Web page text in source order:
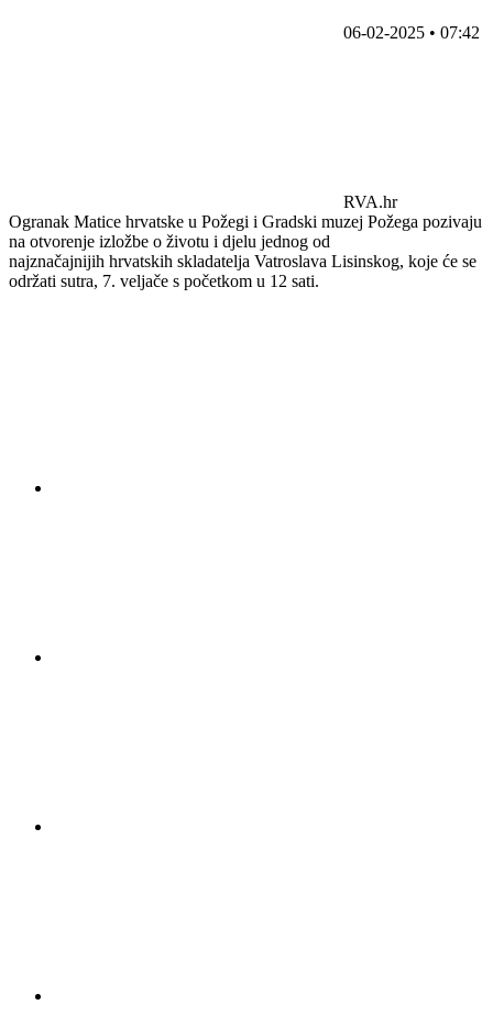
06-02-2025 • 07:42
RVA.hr
Ogranak Matice hrvatske u Požegi i Gradski muzej Požega pozivaju
na otvorenje izložbe o životu i djelu jednog od
najznačajnijih hrvatskih skladatelja Vatroslava Lisinskog, koje će se
održati sutra, 7. veljače s početkom u 12 sati.